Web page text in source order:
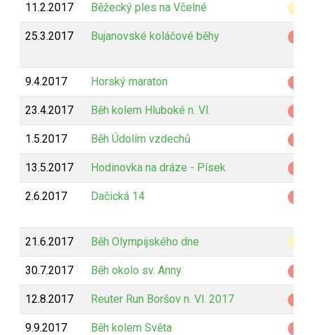
11.2.2017 Běžecký ples na Včelné
25.3.2017 Bujanovské koláčové běhy
9.4.2017 Horský maraton
23.4.2017 Běh kolem Hluboké n. Vl.
1.5.2017 Běh Údolím vzdechů
13.5.2017 Hodinovka na dráze - Písek
2.6.2017 Dačická 14
21.6.2017 Běh Olympijského dne
30.7.2017 Běh okolo sv. Anny
12.8.2017 Reuter Run Boršov n. Vl. 2017
9.9.2017 Běh kolem Světa